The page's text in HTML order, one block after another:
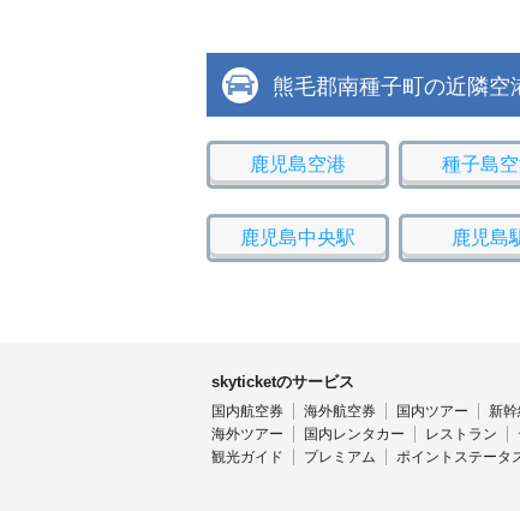
熊毛郡南種子町の近隣
鹿児島空港 種子島
鹿児島中央駅 鹿児島